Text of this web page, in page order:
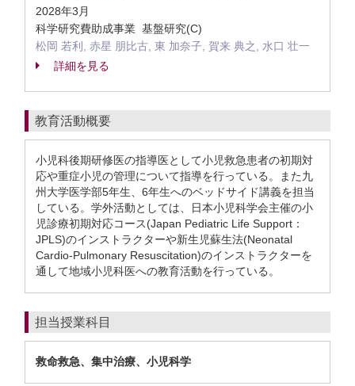
2028年3月
科学研究費助成事業 基盤研究(C)
松岡 若利, 赤星 朋比古, 東 加奈子, 賀来 典之, 水口 壮一
詳細を見る
教育活動概要
小児科後期研修医の指導医として小児救急患者の初期対
応や重症小児の管理について指導を行っている。また九
州大学医学部5年生、6年生へのベッドサイド講義を担当
している。学外活動としては、日本小児科学会主催の小
児診療初期対応コース(Japan Pediatric Life Support：
JPLS)のインストラクターや新生児蘇生法(Neonatal
Cardio-Pulmonary Resuscitation)のインストラクターを
通して地域小児科医への教育活動を行っている。
担当授業科目
救命救急、集中治療、小児科学